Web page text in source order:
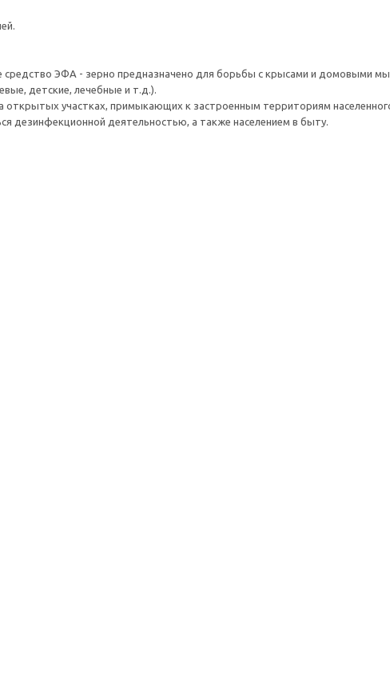
средство ЭФА - зерно предназначено для борьбы с крысами и домовыми
детские, лечебные и т.д.).
открытых участках, примыкающих к застроенным территориям
дезинфекционной деятельностью, а также населением в быту.